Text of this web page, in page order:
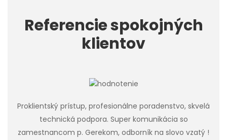
Referencie spokojných
klientov
Proklientský prístup, profesionálne poradenstvo, skvelá
technická podpora. Super komunikácia so
zamestnancom p. Gerekom, odborník na slovo vzatý !